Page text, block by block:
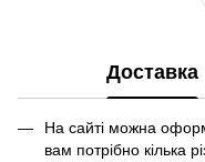
Доставка
На сайті можна
вам потрібно кілька